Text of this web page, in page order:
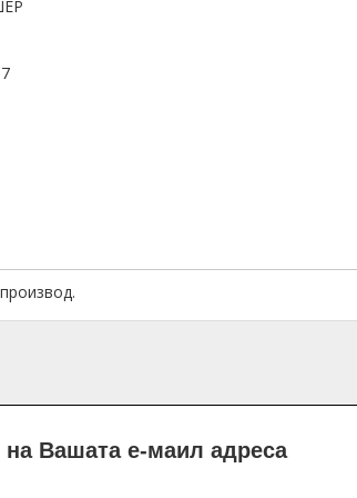
на Вашата е-маил адреса